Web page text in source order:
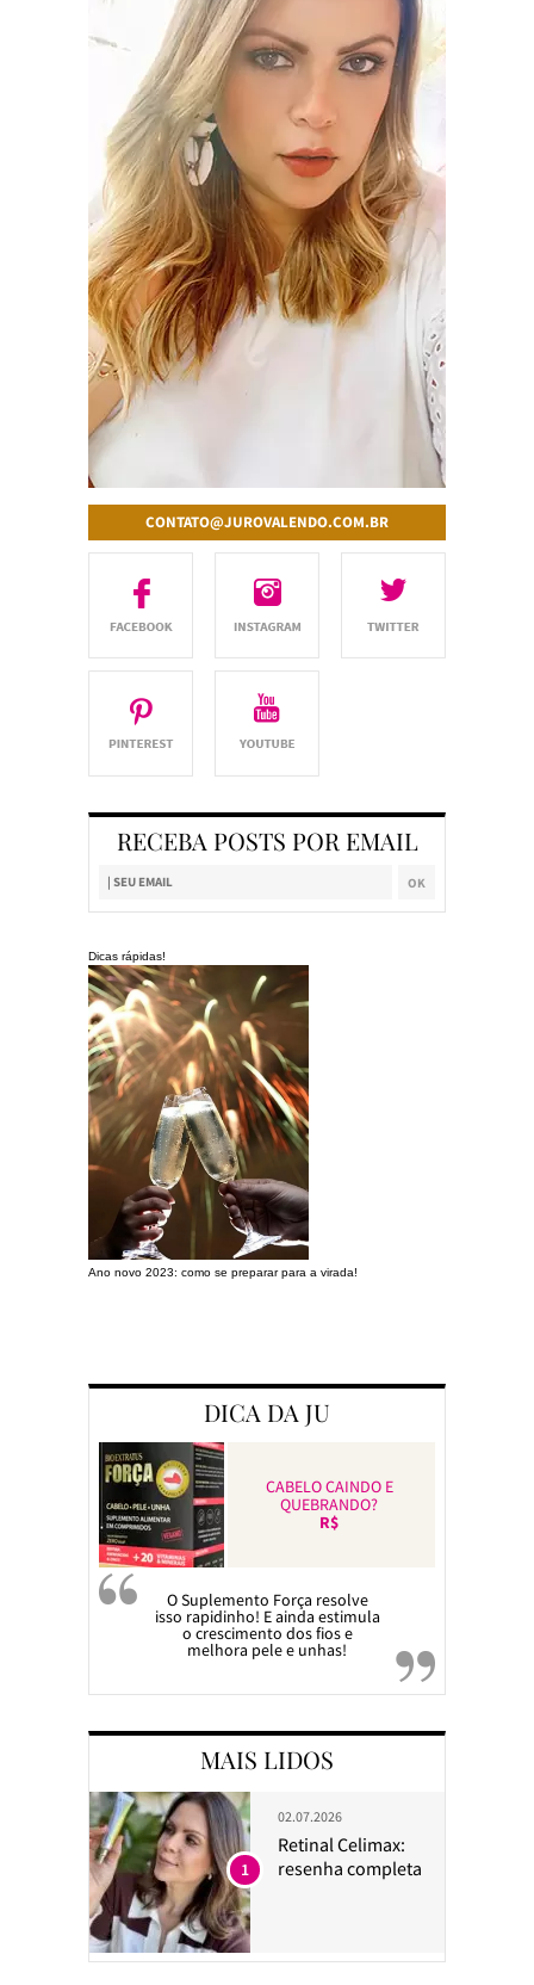
CONTATO@JUROVALENDO.COM.BR
RECEBA POSTS POR EMAIL
Dicas rápidas!
Ano novo 2023: como se preparar para a virada!
DICA DA JU
CABELO CAINDO E
QUEBRANDO?
R$
O Suplemento Força resolve
isso rapidinho! E ainda estimula
o crescimento dos fios e
melhora pele e unhas!
MAIS LIDOS
02.07.2026
Retinal Celimax:
resenha completa
1